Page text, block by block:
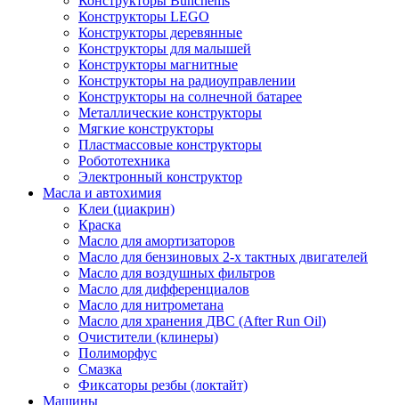
Конструкторы LEGO
Конструкторы деревянные
Конструкторы для малышей
Конструкторы магнитные
Конструкторы на радиоуправлении
Конструкторы на солнечной батарее
Металлические конструкторы
Мягкие конструкторы
Пластмассовые конструкторы
Робототехника
Электронный конструктор
Масла и автохимия
Клеи (циакрин)
Краска
Масло для амортизаторов
Масло для бензиновых 2-х тактных двигателей
Масло для воздушных фильтров
Масло для дифференциалов
Масло для нитрометана
Масло для хранения ДВС (After Run Oil)
Очистители (клинеры)
Полиморфус
Смазка
Фиксаторы резбы (локтайт)
Машины